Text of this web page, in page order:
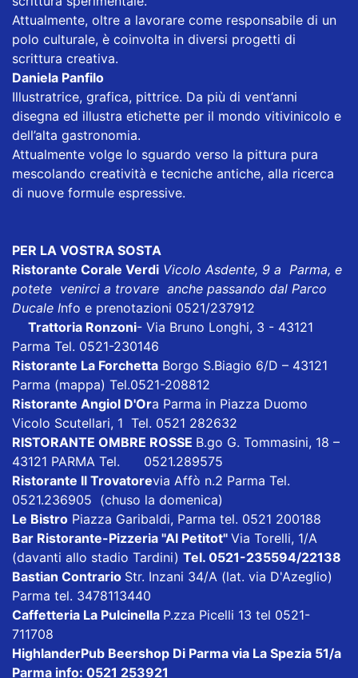
Attualmente, oltre a lavorare come responsabile di un
polo culturale, è coinvolta in diversi progetti di
scrittura creativa.
Daniela Panfilo
Illustratrice, grafica, pittrice. Da più di vent’anni
disegna ed illustra etichette per il mondo vitivinicolo e
dell’alta gastronomia.
Attualmente volge lo sguardo verso la pittura pura
mescolando creatività e tecniche antiche, alla ricerca
di nuove formule espressive.
PER LA VOSTRA SOSTA
Ristorante Corale Verdi Vicolo Asdente, 9 a Parma, e
potete venirci a trovare anche passando dal Parco
Ducale Info e prenotazioni 0521/237912
Trattoria Ronzoni- Via Bruno Longhi, 3 - 43121
Parma Tel. 0521-230146
Ristorante La Forchetta Borgo S.Biagio 6/D – 43121
Parma (mappa) Tel.0521-208812
Ristorante Angiol D'Ora Parma in Piazza Duomo
Vicolo Scutellari, 1 Tel. 0521 282632
RISTORANTE OMBRE ROSSE B.go G. Tommasini, 18 –
43121 PARMA Tel. 0521.289575
Ristorante Il Trovatorevia Affò n.2 Parma Tel.
0521.236905 (chuso la domenica)
Le Bistro Piazza Garibaldi, Parma tel. 0521 200188
Bar Ristorante-Pizzeria "Al Petitot" Via Torelli, 1/A
(davanti allo stadio Tardini) Tel. 0521-235594/22138
Bastian Contrario Str. Inzani 34/A (lat. via D'Azeglio)
Parma tel. 3478113440
Caffetteria La Pulcinella P.zza Picelli 13 tel 0521-
711708
HighlanderPub Beershop Di Parma via La Spezia 51/a
Parma info: 0521 253921